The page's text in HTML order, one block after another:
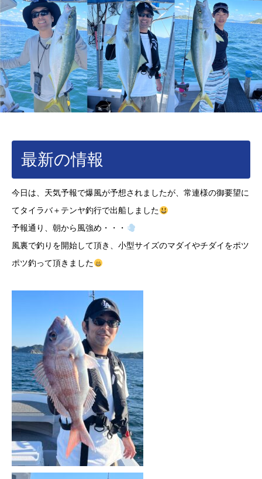
最新の情報
今日は、天気予報で爆風が予想されましたが、常連様の御要望に
てタイラバ＋テンヤ釣行で出船しました
予報通り、朝から風強め・・・
風裏で釣りを開始して頂き、小型サイズのマダイやチダイをポツ
ポツ釣って頂きました